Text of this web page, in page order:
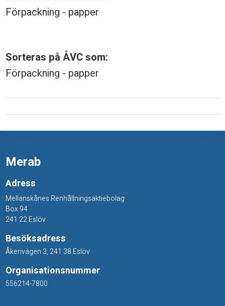
c
s
å
g
a
u
Förpackning - papper
Sorteras på ÅVC som:
Förpackning - papper
Merab
Adress
Mellanskånes Renhållningsaktiebolag
Box 94
241 22 Eslöv
Besöksadress
Åkerivägen 3, 241 38 Eslöv
Organisationsnummer
556214-7800